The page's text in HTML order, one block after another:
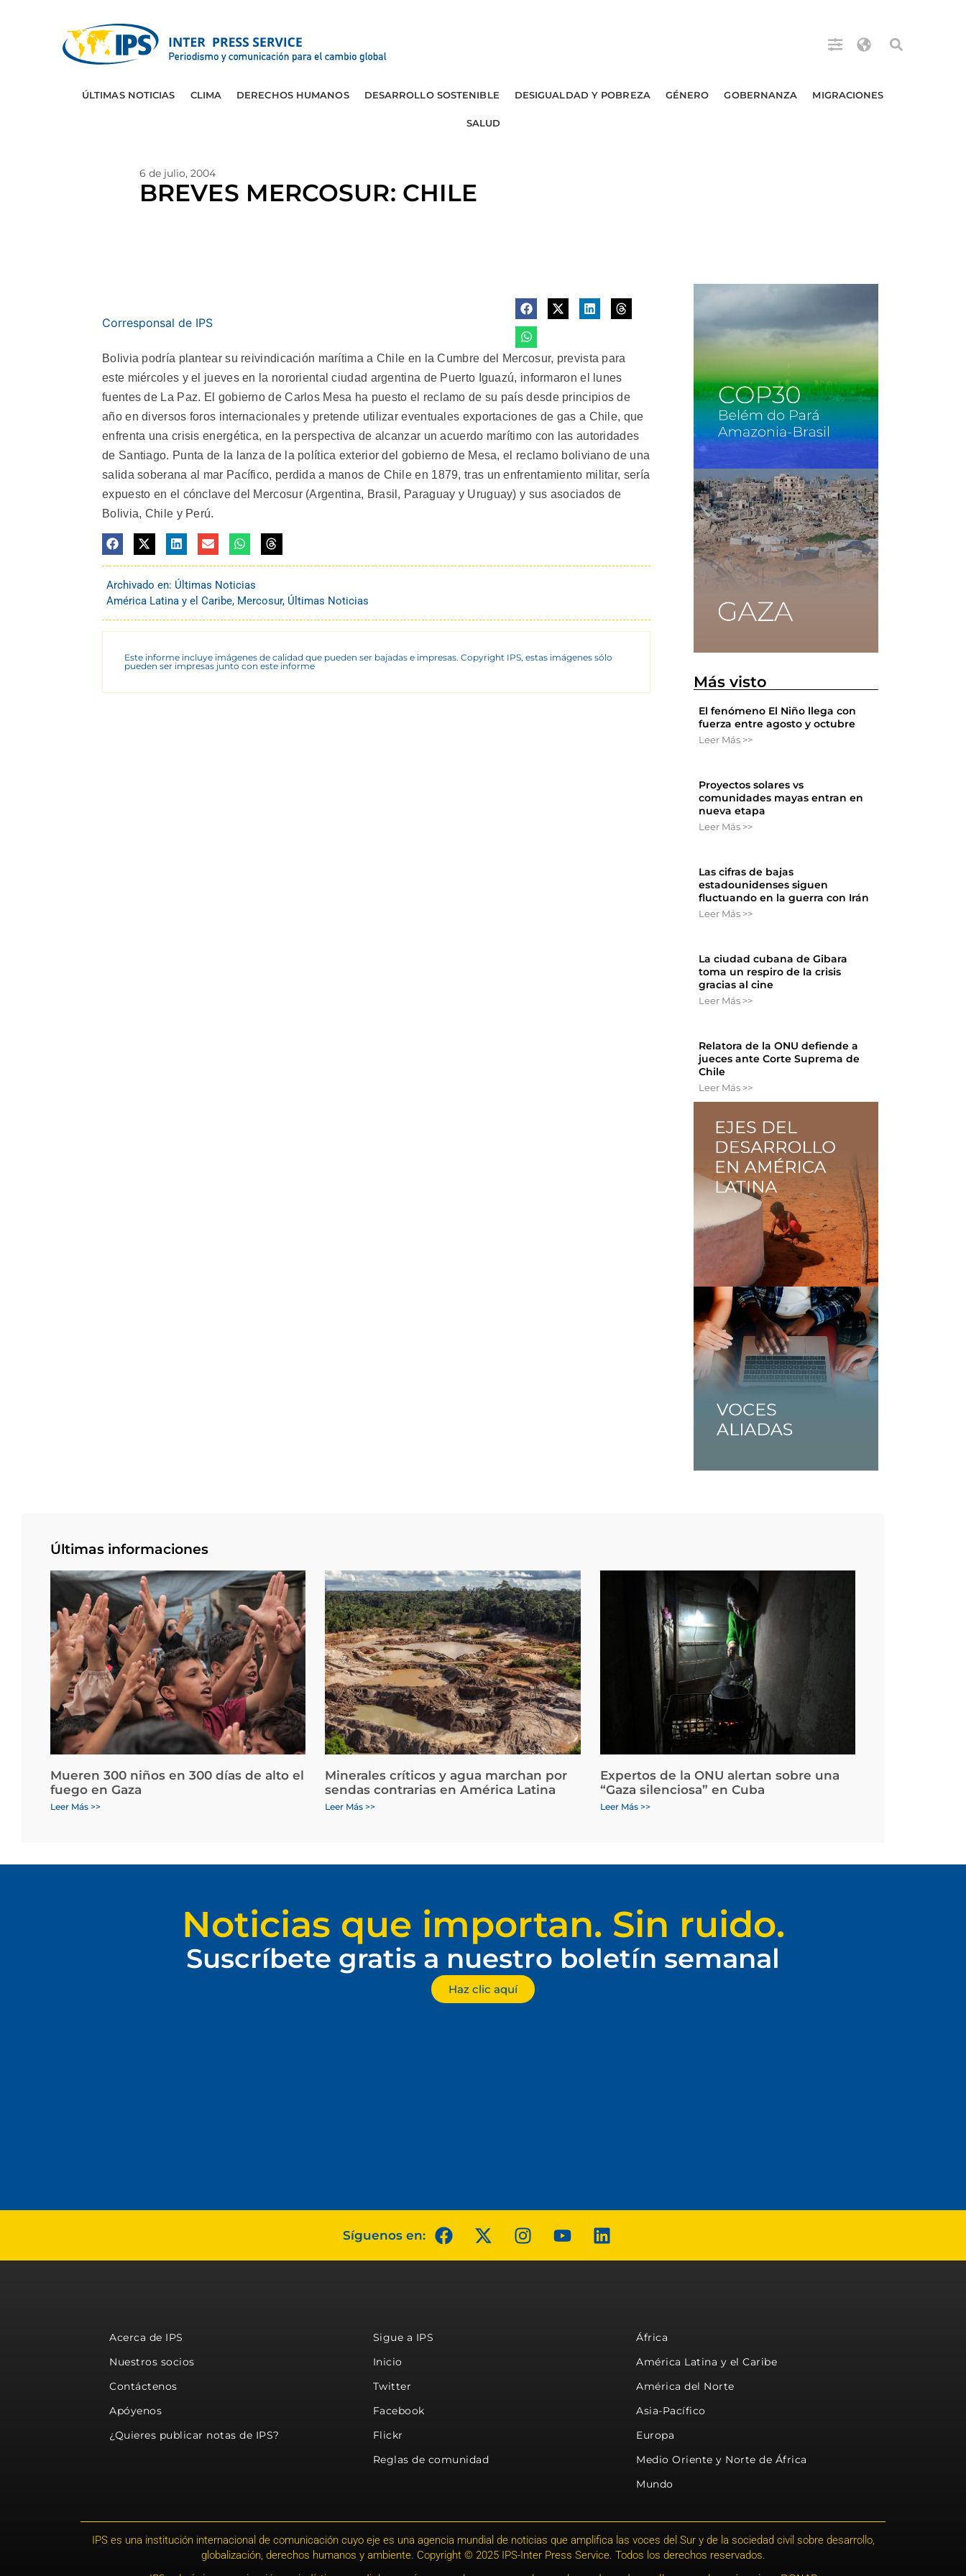
ÚLTIMAS NOTICIAS CLIMA DERECHOS HUMANOS DESARROLLO SOSTENIBLE DESIGUALDAD Y POBREZA GÉNERO GOBERNANZA MIGRACIONES
SALUD
6 de julio, 2004
BREVES MERCOSUR: CHILE
Corresponsal de IPS
Bolivia podría plantear su reivindicación marítima a Chile en la Cumbre del Mercosur, prevista para
este miércoles y el jueves en la nororiental ciudad argentina de Puerto Iguazú, informaron el lunes
fuentes de La Paz. El gobierno de Carlos Mesa ha puesto el reclamo de su país desde principios de
año en diversos foros internacionales y pretende utilizar eventuales exportaciones de gas a Chile, que
enfrenta una crisis energética, en la perspectiva de alcanzar un acuerdo marítimo con las autoridades
de Santiago. Punta de la lanza de la política exterior del gobierno de Mesa, el reclamo boliviano de una
salida soberana al mar Pacífico, perdida a manos de Chile en 1879, tras un enfrentamiento militar, sería
expuesto en el cónclave del Mercosur (Argentina, Brasil, Paraguay y Uruguay) y sus asociados de
Bolivia, Chile y Perú.
Archivado en: Últimas Noticias
América Latina y el Caribe, Mercosur, Últimas Noticias
Este informe incluye imágenes de calidad que pueden ser bajadas e impresas. Copyright IPS, estas imágenes sólo
pueden ser impresas junto con este informe
Más visto
El fenómeno El Niño llega con
fuerza entre agosto y octubre
Leer Más >>
Proyectos solares vs
comunidades mayas entran en
nueva etapa
Leer Más >>
Las cifras de bajas
estadounidenses siguen
fluctuando en la guerra con Irán
Leer Más >>
La ciudad cubana de Gibara
toma un respiro de la crisis
gracias al cine
Leer Más >>
Relatora de la ONU defiende a
jueces ante Corte Suprema de
Chile
Leer Más >>
Últimas informaciones
Mueren 300 niños en 300 días de alto el
fuego en Gaza
Leer Más >>
Minerales críticos y agua marchan por
sendas contrarias en América Latina
Leer Más >>
Expertos de la ONU alertan sobre una
“Gaza silenciosa” en Cuba
Leer Más >>
Noticias que importan. Sin ruido.
Suscríbete gratis a nuestro boletín semanal
Haz clic aquí
Síguenos en:
Acerca de IPS
Nuestros socios
Contáctenos
Apóyenos
¿Quieres publicar notas de IPS?
Sigue a IPS
Inicio
Twitter
Facebook
Flickr
Reglas de comunidad
África
América Latina y el Caribe
América del Norte
Asia-Pacífico
Europa
Medio Oriente y Norte de África
Mundo
IPS es una institución internacional de comunicación cuyo eje es una agencia mundial de noticias que amplifica las voces del Sur y de la sociedad civil sobre desarrollo,
globalización, derechos humanos y ambiente. Copyright © 2025 IPS-Inter Press Service. Todos los derechos reservados.